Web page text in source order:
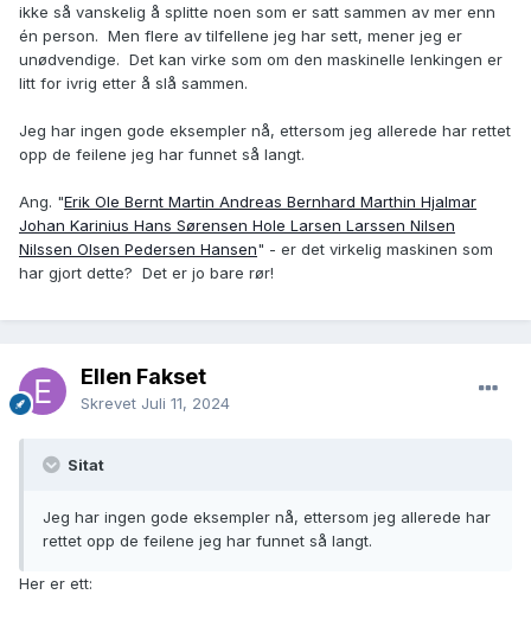
ikke så vanskelig å splitte noen som er satt sammen av mer enn
én person. Men flere av tilfellene jeg har sett, mener jeg er
unødvendige. Det kan virke som om den maskinelle lenkingen er
litt for ivrig etter å slå sammen.
Jeg har ingen gode eksempler nå, ettersom jeg allerede har rettet
opp de feilene jeg har funnet så langt.
Ang. "Erik Ole Bernt Martin Andreas Bernhard Marthin Hjalmar
Johan Karinius Hans Sørensen Hole Larsen Larssen Nilsen
Nilssen Olsen Pedersen Hansen" - er det virkelig maskinen som
har gjort dette? Det er jo bare rør!
Ellen Fakset
Skrevet Juli 11, 2024
Sitat
Jeg har ingen gode eksempler nå, ettersom jeg allerede har
rettet opp de feilene jeg har funnet så langt.
Her er ett: